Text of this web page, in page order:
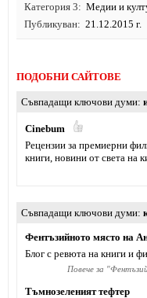
Категория 3
Медии и
Публикуван
21.12.2015 г.
ПОДОБНИ САЙТОВЕ
Съвпадащи ключови думи
Cinebum
Рецензии за премиерни
книги, новини от света на
Съвпадащи ключови думи
Фентъзийното място на
Блог с ревюта на книги и
Повече за "
Тъмнозеленият тефтер